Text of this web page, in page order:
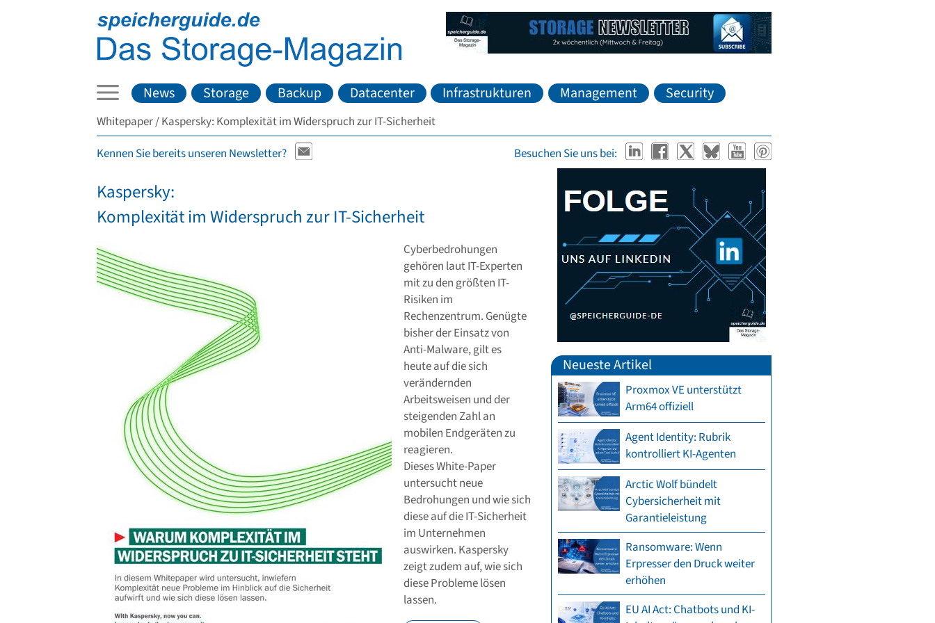
News Storage Backup Datacenter Infrastrukturen Management Security
Whitepaper Kaspersky: Komplexität im Widerspruch zur IT-Sicherheit
Kennen Sie bereits unseren Newsletter?
Besuchen Sie uns bei:
Kaspersky:
Komplexität im Widerspruch zur IT-Sicherheit
Cyberbedrohungen
gehören laut IT-Experten
mit zu den größten IT-
Risiken im
Rechenzentrum. Genügte
bisher der Einsatz von
Anti-Malware, gilt es
heute auf die sich
verändernden
Arbeitsweisen und der
steigenden Zahl an
mobilen Endgeräten zu
reagieren.
Dieses White-Paper
untersucht neue
Bedrohungen und wie sich
diese auf die IT-Sicherheit
im Unternehmen
auswirken. Kaspersky
zeigt zudem auf, wie sich
diese Probleme lösen
lassen.
Neueste Artikel
Proxmox VE unterstützt
Arm64 offiziell
Agent Identity: Rubrik
kontrolliert KI-Agenten
Arctic Wolf bündelt
Cybersicherheit mit
Garantieleistung
Ransomware: Wenn
Erpresser den Druck weiter
erhöhen
EU AI Act: Chatbots und KI-